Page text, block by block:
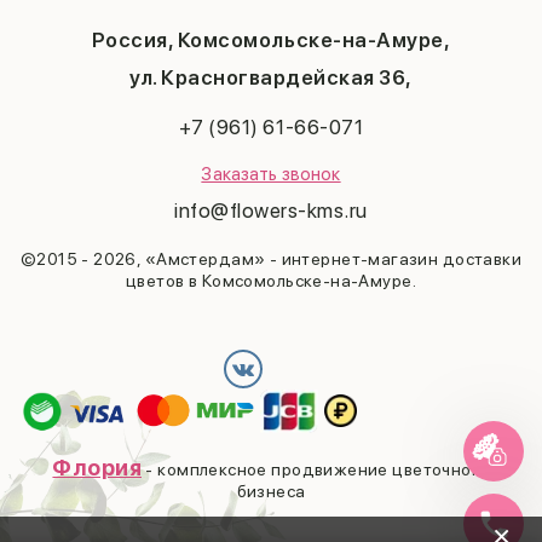
Россия, Комсомольске-на-Амуре,
ул. Красногвардейская 36,
+7 (961) 61-66-071
Заказать звонок
info@flowers-kms.ru
©2015 - 2026, «Амстердам» - интернет-магазин доставки
цветов в Комсомольске-на-Амуре.
23 февраля
Последний звонок
Флория- комплексное продвижение цветочного
бизнеса